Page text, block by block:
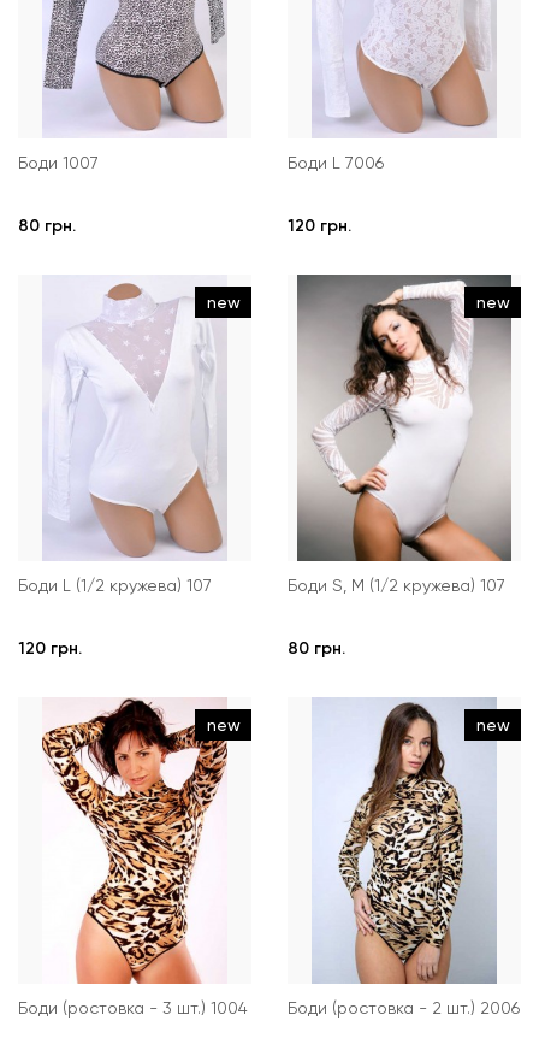
Боди 1007
80 грн.
Боди L 7006
120 грн.
new
Боди L (1/2 кружева) 107
120 грн.
new
Боди S, M (1/2 кружева) 107
80 грн.
new
Боди (ростовка - 3 шт.) 1004
new
Боди (ростовка - 2 шт.) 2006